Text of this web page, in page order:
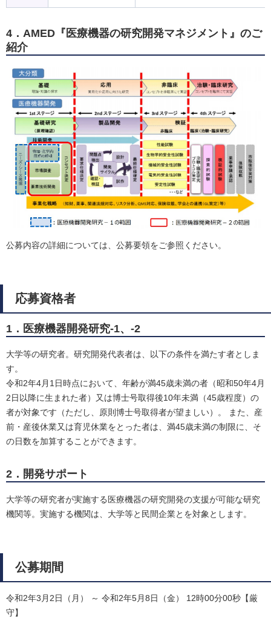
4．AMED『医療機器の研究開発マネジメント』のご
紹介
公募内容の詳細については、公募要領をご参照ください。
応募資格者
1．医療機器開発研究-1、-2
大学等の研究者。研究開発代表者は、以下の条件を満たす者としま
す。
令和2年4月1日時点において、年齢が満45歳未満の者（昭和50年4月
2日以降に生まれた者）又は博士号取得後10年未満（45歳程度）の
者が対象です（ただし、原則博士号取得者が望ましい）。 また、産
前・産後休業又は育児休業をとった者は、満45歳未満の制限に、そ
の日数を加算することができます。
2．開発サポート
大学等の研究者が実施する医療機器の研究開発の支援が可能な研究
機関等。実施する機関は、大学等と民間企業とを対象とします。
公募期間
令和2年3月2日（月） ～ 令和2年5月8日（金） 12時00分00秒【厳
守】